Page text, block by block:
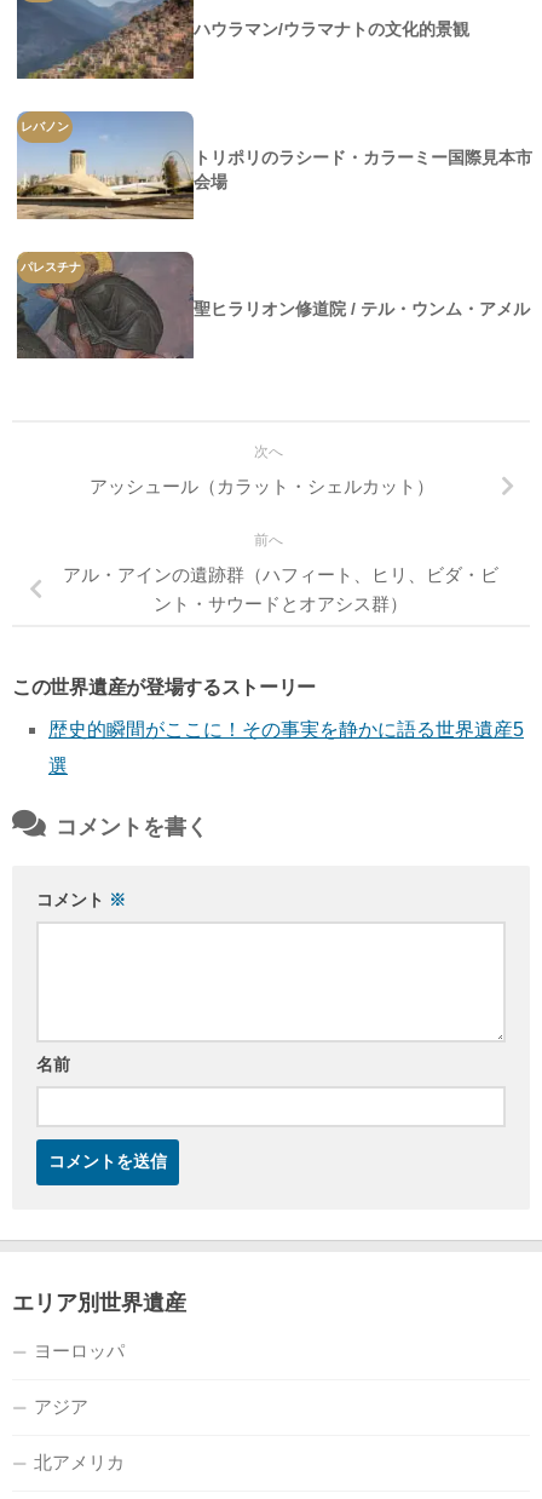
ハウラマン/ウラマナトの文化的景観
レバノン
トリポリのラシード・カラーミー国際見本市
会場
パレスチナ
聖ヒラリオン修道院 / テル・ウンム・アメル
次へ
アッシュール（カラット・シェルカット）
前へ
アル・アインの遺跡群（ハフィート、ヒリ、ビダ・ビ
ント・サウードとオアシス群）
この世界遺産が登場するストーリー
歴史的瞬間がここに！その事実を静かに語る世界遺産5
選
コメントを書く
コメント ※
名前
エリア別世界遺産
ヨーロッパ
アジア
北アメリカ